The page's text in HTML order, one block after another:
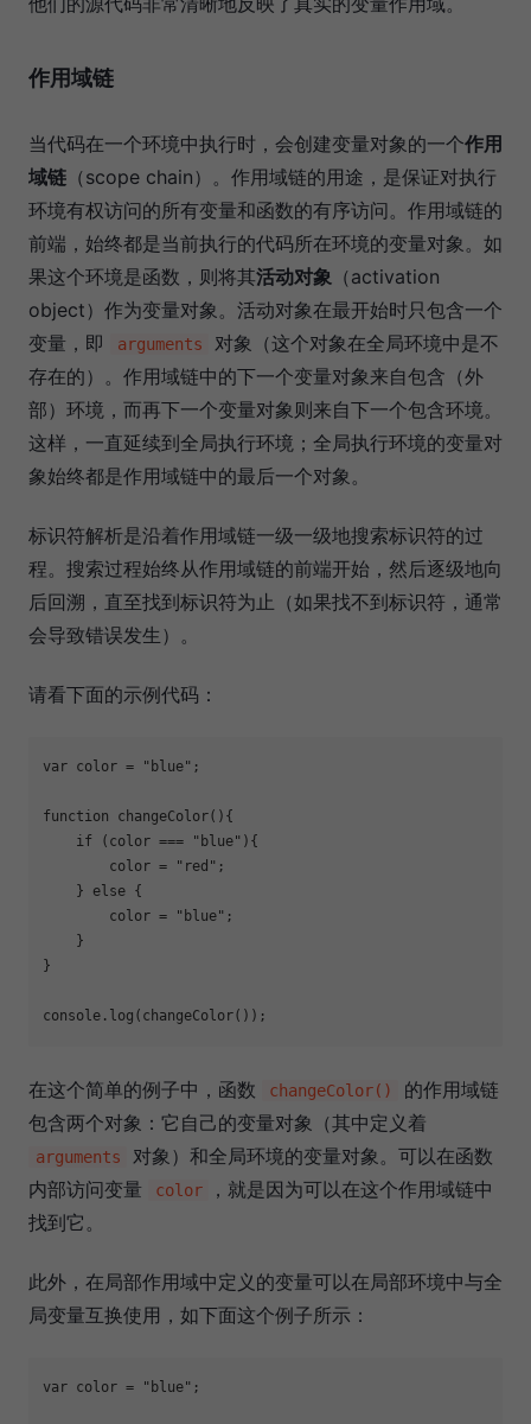
作用域链
当代码在一个环境中执行时，会创建变量对象的一个作用
域链 （scope chain）。作用域链的用途，是保证对执行
环境有权访问的所有变量和函数的有序访问。作用域链的
前端，始终都是当前执行的代码所在环境的变量对象。如
果这个环境是函数，则将其活动对象 （activation
object）作为变量对象。活动对象在最开始时只包含一个
变量，即
arguments
对象（这个对象在全局环境中是不
存在的）。作用域链中的下一个变量对象来自包含（外
部）环境，而再下一个变量对象则来自下一个包含环境。
这样，一直延续到全局执行环境；全局执行环境的变量对
象始终都是作用域链中的最后一个对象。
标识符解析是沿着作用域链一级一级地搜索标识符的过
程。搜索过程始终从作用域链的前端开始，然后逐级地向
后回溯，直至找到标识符为止（如果找不到标识符，通常
会导致错误发生）。
请看下面的示例代码：
var color = "blue" ;
function changeColor( ) {
if (color === "blue" ){
        color =
"red" ;
    }
else {
        color =
"blue" ;
    }
}
console .log(changeColor());
在这个简单的例子中，函数 changeColor()
的作用域链
包含两个对象：它自己的变量对象（其中定义着
arguments
对象）和全局环境的变量对象。可以在函数
内部访问变量
color
，就是因为可以在这个作用域链中
找到它。
此外，在局部作用域中定义的变量可以在局部环境中与全
局变量互换使用，如下面这个例子所示：
var color = "blue" ;